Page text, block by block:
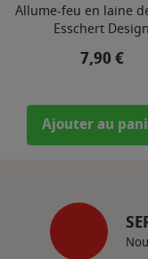
Allume-feu en laine
Esschert Design
Prix
7,90 €
Ajouter au